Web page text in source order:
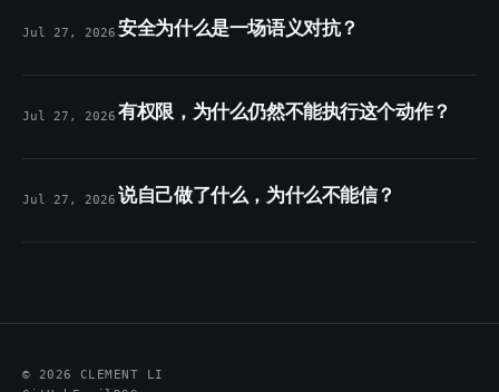
Jul 27, 2026 Agent 安全为什么是一场语义对抗？
Jul 27, 2026 Agent 有权限，为什么仍然不能执行这个动作？
Jul 27, 2026 Agent 说自己做了什么，为什么不能信？
© 2026 CLEMENT LI